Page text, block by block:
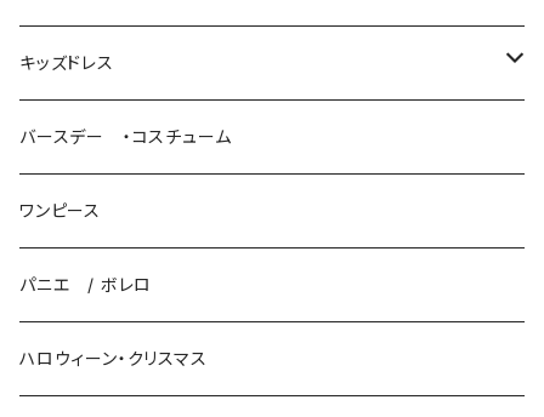
パニエ / ボレロ
キッズドレス
ロングドレス
プリンセスドレス
パニエ / ボレロ
バースデー ・コスチューム
ワンピース
パニエ / ボレロ
ハロウィーン・クリスマス